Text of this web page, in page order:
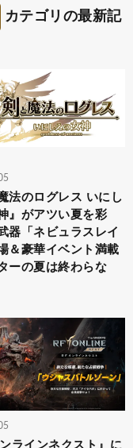
カテゴリの最新記
法のログレス いにし
』がアツい夏を彩
器「ネビュラスレイ
＆豪華イベント満載
ーの夏は終わらな
ンラインネクスト』に